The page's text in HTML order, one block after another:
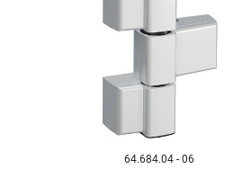
64.684.04 - 06